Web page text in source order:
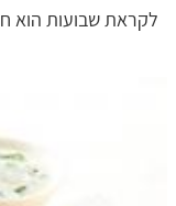
לקראת שבועות הוא